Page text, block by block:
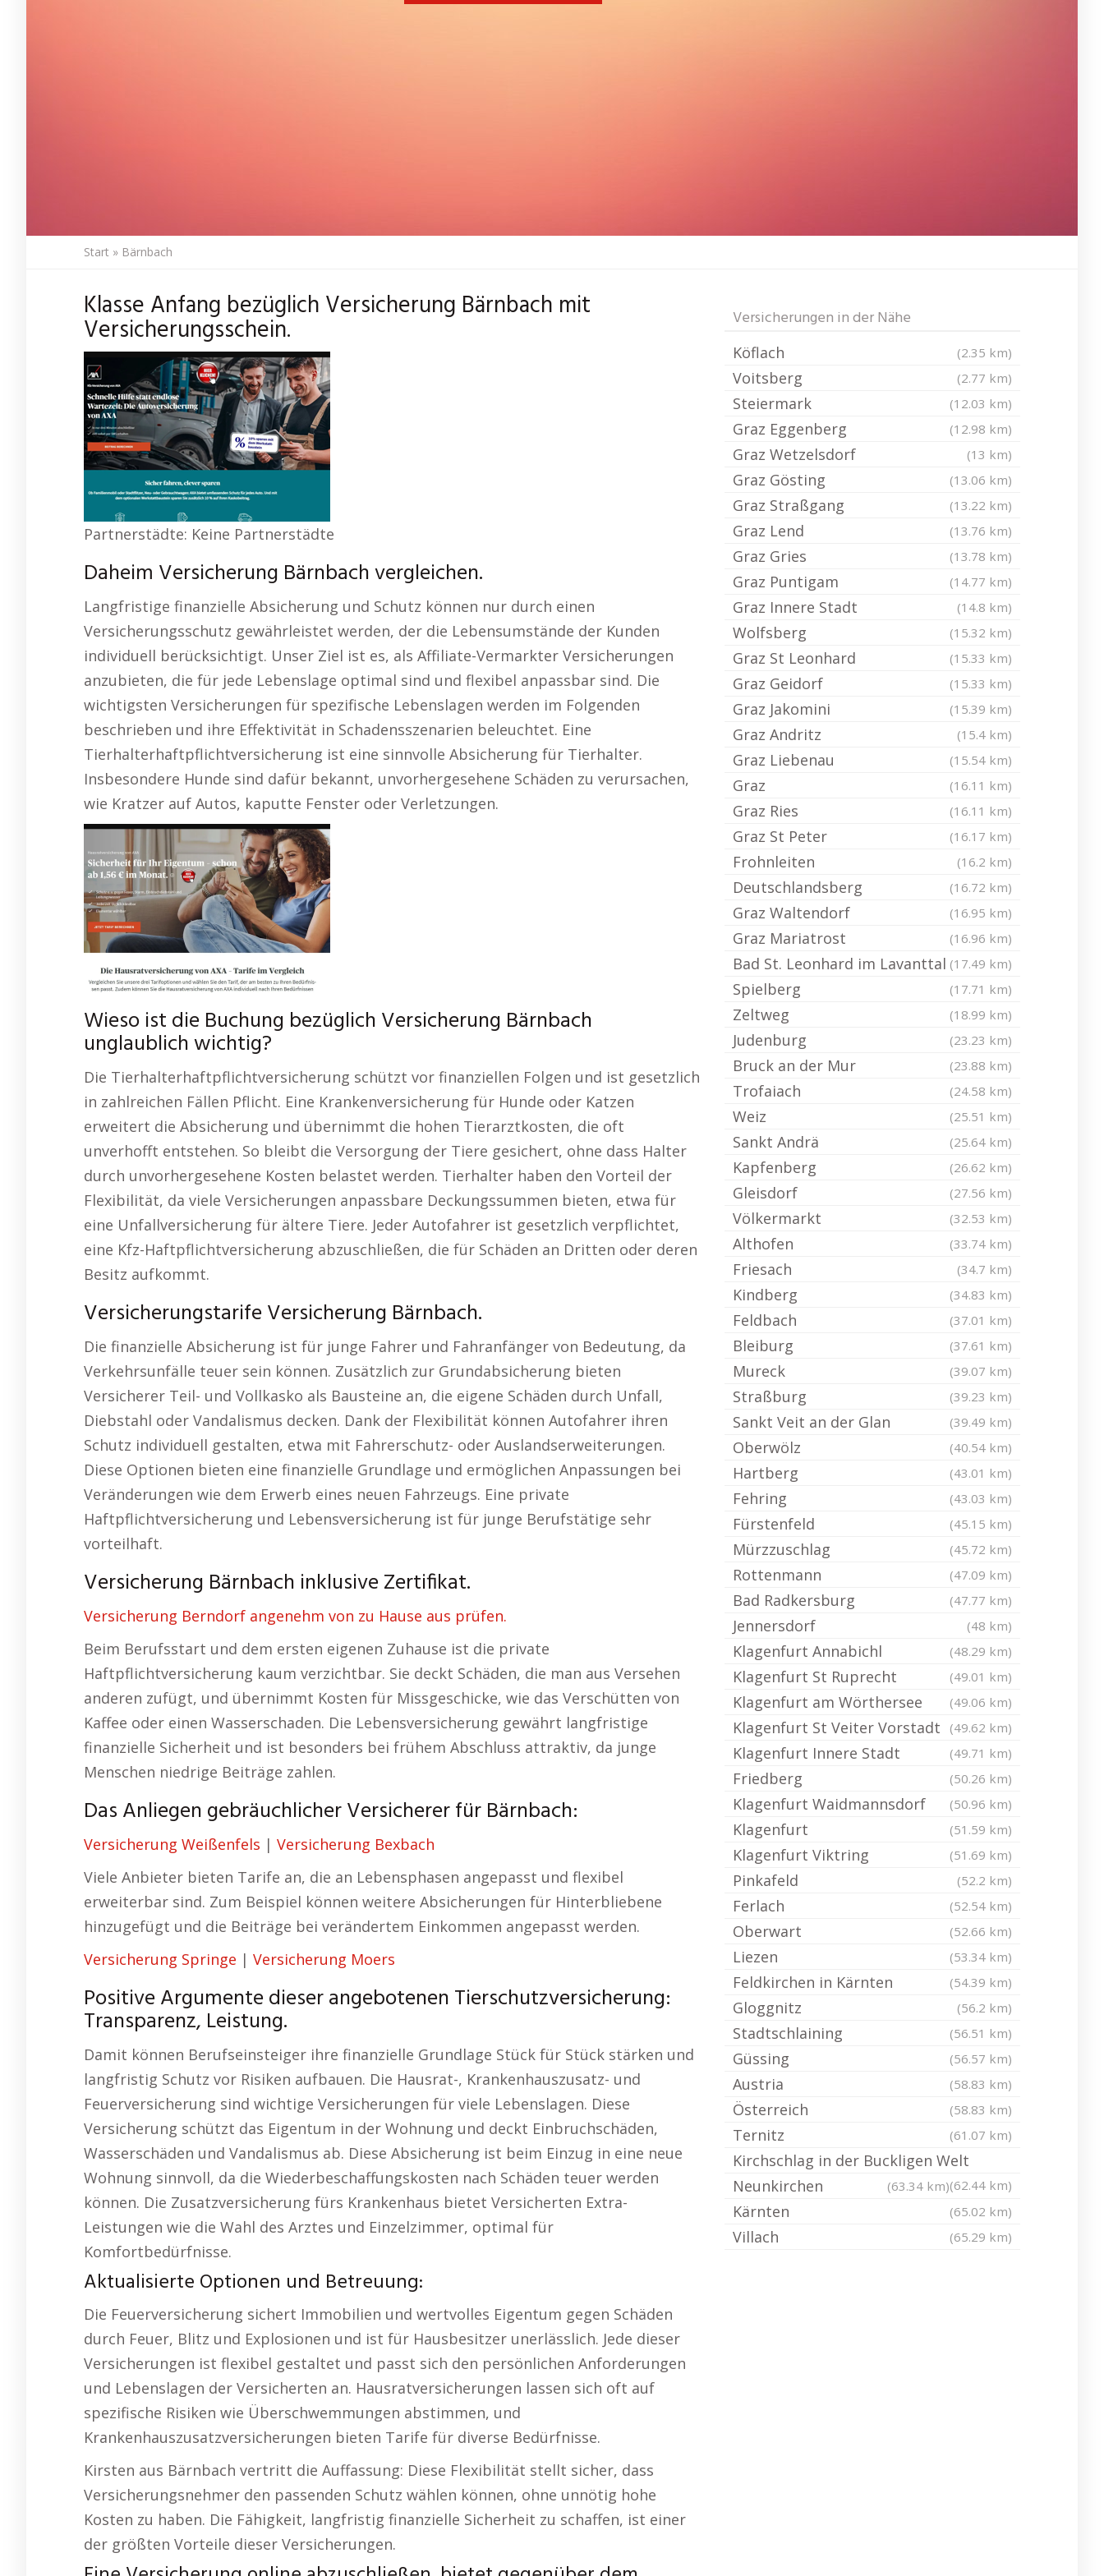
Start » Bärnbach
Klasse Anfang bezüglich Versicherung Bärnbach mit
Versicherungsschein.
Partnerstädte: Keine Partnerstädte
Daheim Versicherung Bärnbach vergleichen.
Langfristige finanzielle Absicherung und Schutz können nur durch einen
Versicherungsschutz gewährleistet werden, der die Lebensumstände der Kunden
individuell berücksichtigt. Unser Ziel ist es, als Affiliate-Vermarkter Versicherungen
anzubieten, die für jede Lebenslage optimal sind und flexibel anpassbar sind. Die
wichtigsten Versicherungen für spezifische Lebenslagen werden im Folgenden
beschrieben und ihre Effektivität in Schadensszenarien beleuchtet. Eine
Tierhalterhaftpflichtversicherung ist eine sinnvolle Absicherung für Tierhalter.
Insbesondere Hunde sind dafür bekannt, unvorhergesehene Schäden zu verursachen,
wie Kratzer auf Autos, kaputte Fenster oder Verletzungen.
Wieso ist die Buchung bezüglich Versicherung Bärnbach
unglaublich wichtig?
Die Tierhalterhaftpflichtversicherung schützt vor finanziellen Folgen und ist gesetzlich
in zahlreichen Fällen Pflicht. Eine Krankenversicherung für Hunde oder Katzen
erweitert die Absicherung und übernimmt die hohen Tierarztkosten, die oft
unverhofft entstehen. So bleibt die Versorgung der Tiere gesichert, ohne dass Halter
durch unvorhergesehene Kosten belastet werden. Tierhalter haben den Vorteil der
Flexibilität, da viele Versicherungen anpassbare Deckungssummen bieten, etwa für
eine Unfallversicherung für ältere Tiere. Jeder Autofahrer ist gesetzlich verpflichtet,
eine Kfz-Haftpflichtversicherung abzuschließen, die für Schäden an Dritten oder deren
Besitz aufkommt.
Versicherungstarife Versicherung Bärnbach.
Die finanzielle Absicherung ist für junge Fahrer und Fahranfänger von Bedeutung, da
Verkehrsunfälle teuer sein können. Zusätzlich zur Grundabsicherung bieten
Versicherer Teil- und Vollkasko als Bausteine an, die eigene Schäden durch Unfall,
Diebstahl oder Vandalismus decken. Dank der Flexibilität können Autofahrer ihren
Schutz individuell gestalten, etwa mit Fahrerschutz- oder Auslandserweiterungen.
Diese Optionen bieten eine finanzielle Grundlage und ermöglichen Anpassungen bei
Veränderungen wie dem Erwerb eines neuen Fahrzeugs. Eine private
Haftpflichtversicherung und Lebensversicherung ist für junge Berufstätige sehr
vorteilhaft.
Versicherung Bärnbach inklusive Zertifikat.
Versicherung Berndorf angenehm von zu Hause aus prüfen.
Beim Berufsstart und dem ersten eigenen Zuhause ist die private
Haftpflichtversicherung kaum verzichtbar. Sie deckt Schäden, die man aus Versehen
anderen zufügt, und übernimmt Kosten für Missgeschicke, wie das Verschütten von
Kaffee oder einen Wasserschaden. Die Lebensversicherung gewährt langfristige
finanzielle Sicherheit und ist besonders bei frühem Abschluss attraktiv, da junge
Menschen niedrige Beiträge zahlen.
Das Anliegen gebräuchlicher Versicherer für Bärnbach:
Versicherung Weißenfels | Versicherung Bexbach
Viele Anbieter bieten Tarife an, die an Lebensphasen angepasst und flexibel
erweiterbar sind. Zum Beispiel können weitere Absicherungen für Hinterbliebene
hinzugefügt und die Beiträge bei verändertem Einkommen angepasst werden.
Versicherung Springe | Versicherung Moers
Positive Argumente dieser angebotenen Tierschutzversicherung:
Transparenz, Leistung.
Damit können Berufseinsteiger ihre finanzielle Grundlage Stück für Stück stärken und
langfristig Schutz vor Risiken aufbauen. Die Hausrat-, Krankenhauszusatz- und
Feuerversicherung sind wichtige Versicherungen für viele Lebenslagen. Diese
Versicherung schützt das Eigentum in der Wohnung und deckt Einbruchschäden,
Wasserschäden und Vandalismus ab. Diese Absicherung ist beim Einzug in eine neue
Wohnung sinnvoll, da die Wiederbeschaffungskosten nach Schäden teuer werden
können. Die Zusatzversicherung fürs Krankenhaus bietet Versicherten Extra-
Leistungen wie die Wahl des Arztes und Einzelzimmer, optimal für
Komfortbedürfnisse.
Aktualisierte Optionen und Betreuung:
Die Feuerversicherung sichert Immobilien und wertvolles Eigentum gegen Schäden
durch Feuer, Blitz und Explosionen und ist für Hausbesitzer unerlässlich. Jede dieser
Versicherungen ist flexibel gestaltet und passt sich den persönlichen Anforderungen
und Lebenslagen der Versicherten an. Hausratversicherungen lassen sich oft auf
spezifische Risiken wie Überschwemmungen abstimmen, und
Krankenhauszusatzversicherungen bieten Tarife für diverse Bedürfnisse.
Kirsten aus Bärnbach vertritt die Auffassung: Diese Flexibilität stellt sicher, dass
Versicherungsnehmer den passenden Schutz wählen können, ohne unnötig hohe
Kosten zu haben. Die Fähigkeit, langfristig finanzielle Sicherheit zu schaffen, ist einer
der größten Vorteile dieser Versicherungen.
Versicherungen in der Nähe
Köflach (2.35 km)
Voitsberg (2.77 km)
Steiermark (12.03 km)
Graz Eggenberg (12.98 km)
Graz Wetzelsdorf (13 km)
Graz Gösting (13.06 km)
Graz Straßgang (13.22 km)
Graz Lend (13.76 km)
Graz Gries (13.78 km)
Graz Puntigam (14.77 km)
Graz Innere Stadt (14.8 km)
Wolfsberg (15.32 km)
Graz St Leonhard (15.33 km)
Graz Geidorf (15.33 km)
Graz Jakomini (15.39 km)
Graz Andritz (15.4 km)
Graz Liebenau (15.54 km)
Graz (16.11 km)
Graz Ries (16.11 km)
Graz St Peter (16.17 km)
Frohnleiten (16.2 km)
Deutschlandsberg (16.72 km)
Graz Waltendorf (16.95 km)
Graz Mariatrost (16.96 km)
Bad St. Leonhard im Lavanttal (17.49 km)
Spielberg (17.71 km)
Zeltweg (18.99 km)
Judenburg (23.23 km)
Bruck an der Mur (23.88 km)
Trofaiach (24.58 km)
Weiz (25.51 km)
Sankt Andrä (25.64 km)
Kapfenberg (26.62 km)
Gleisdorf (27.56 km)
Völkermarkt (32.53 km)
Althofen (33.74 km)
Friesach (34.7 km)
Kindberg (34.83 km)
Feldbach (37.01 km)
Bleiburg (37.61 km)
Mureck (39.07 km)
Straßburg (39.23 km)
Sankt Veit an der Glan (39.49 km)
Oberwölz (40.54 km)
Hartberg (43.01 km)
Fehring (43.03 km)
Fürstenfeld (45.15 km)
Mürzzuschlag (45.72 km)
Rottenmann (47.09 km)
Bad Radkersburg (47.77 km)
Jennersdorf (48 km)
Klagenfurt Annabichl (48.29 km)
Klagenfurt St Ruprecht (49.01 km)
Klagenfurt am Wörthersee (49.06 km)
Klagenfurt St Veiter Vorstadt (49.62 km)
Klagenfurt Innere Stadt (49.71 km)
Friedberg (50.26 km)
Klagenfurt Waidmannsdorf (50.96 km)
Klagenfurt (51.59 km)
Klagenfurt Viktring (51.69 km)
Pinkafeld (52.2 km)
Ferlach (52.54 km)
Oberwart (52.66 km)
Liezen (53.34 km)
Feldkirchen in Kärnten (54.39 km)
Gloggnitz (56.2 km)
Stadtschlaining (56.51 km)
Güssing (56.57 km)
Austria (58.83 km)
Österreich (58.83 km)
Ternitz (61.07 km)
Kirchschlag in der Buckligen Welt
(62.44 km)
Neunkirchen (63.34 km)
Kärnten (65.02 km)
Villach (65.29 km)